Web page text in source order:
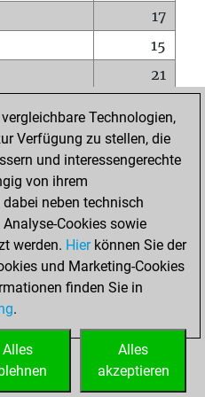
17
15
21
0
0
3
Technologien,
Verfügung zu stellen, die
und interessengerechte
von ihrem
neben technisch
Cookies sowie
werden. Hierkönnen Sie der
und Marketing-Cookies
finden Sie in
.
Alles
akzeptieren
Alles